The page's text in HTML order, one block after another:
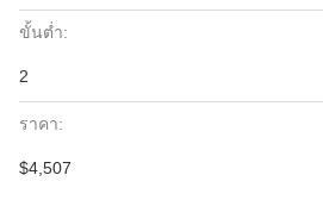
ขั้นต่ำ:
2
ราคา:
$4,507